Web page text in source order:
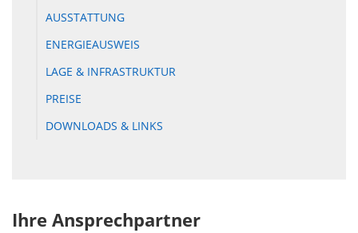
AUSSTATTUNG
ENERGIEAUSWEIS
LAGE & INFRASTRUKTUR
PREISE
DOWNLOADS & LINKS
Ihre Ansprechpartner